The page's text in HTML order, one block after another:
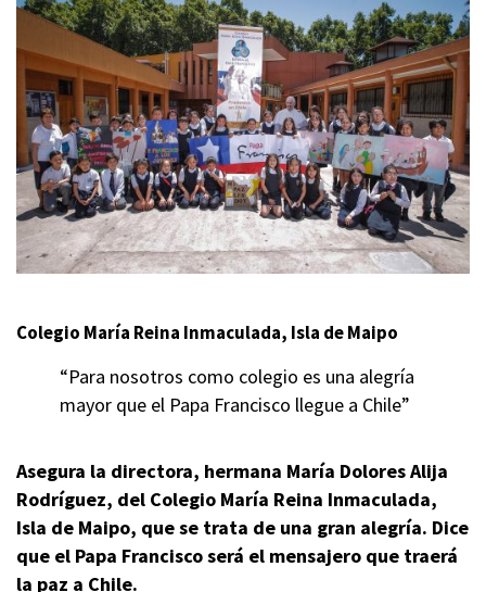
Colegio María Reina Inmaculada, Isla de Maipo
“Para nosotros como colegio es una alegría
mayor que el Papa Francisco llegue a Chile”
Asegura la directora, hermana María Dolores Alija
Rodríguez, del Colegio María Reina Inmaculada,
Isla de Maipo, que se trata de una gran alegría. Dice
que el Papa Francisco será el mensajero que traerá
la paz a Chile.